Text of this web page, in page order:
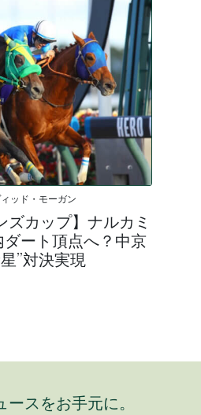
ッド・モーガン
ズカップ】ナルカミ
ート頂点へ？中京
”対決実現
スをお手元に。